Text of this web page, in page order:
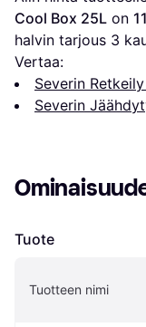
Cool Box 25L on
halvin tarjous 3
Vertaa:
Severin
Severin
Tuote
Tuotteen nimi